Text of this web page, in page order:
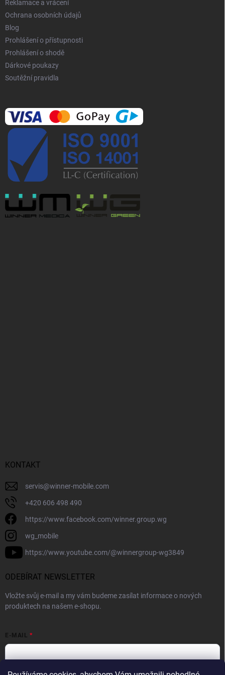
Reklamace a vrácení
Ochrana osobních údajů
Blog
Prohlášení o přístupnosti
Prohlášení o shodě
Dárkové poukazy
Soutěžní pravidla
KONTAKT
servis@winner-mobile.com
+420 606 498 490
https://www.facebook.com/winner.group.wg
wg_mobile
https://www.youtube.com/@winnergroup-wg3849
ODEBÍRAT NEWSLETTER
Vložte svůj e-mail a my vám budeme zasílat informace o nových
produktech na našem e-shopu.
E-MAIL